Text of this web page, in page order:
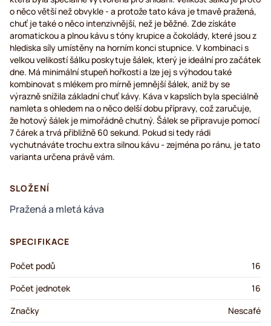
o něco větší než obvykle - a protože tato káva je tmavě pražená,
chuť je také o něco intenzivnější, než je běžné. Zde získáte
aromatickou a plnou kávu s tóny krupice a čokolády, které jsou z
hlediska síly umístěny na horním konci stupnice. V kombinaci s
velkou velikostí šálku poskytuje šálek, který je ideální pro začátek
dne. Má minimální stupeň hořkosti a lze jej s výhodou také
kombinovat s mlékem pro mírně jemnější šálek, aniž by se
výrazně snížila základní chuť kávy. Káva v kapslích byla speciálně
namleta s ohledem na o něco delší dobu přípravy, což zaručuje,
že hotový šálek je mimořádně chutný. Šálek se připravuje pomocí
7 čárek a trvá přibližně 60 sekund. Pokud si tedy rádi
vychutnáváte trochu extra silnou kávu - zejména po ránu, je tato
varianta určena právě vám.
SLOŽENÍ
Pražená a mletá káva
SPECIFIKACE
Počet podů
16
Počet jednotek
16
Značky
Nescafé